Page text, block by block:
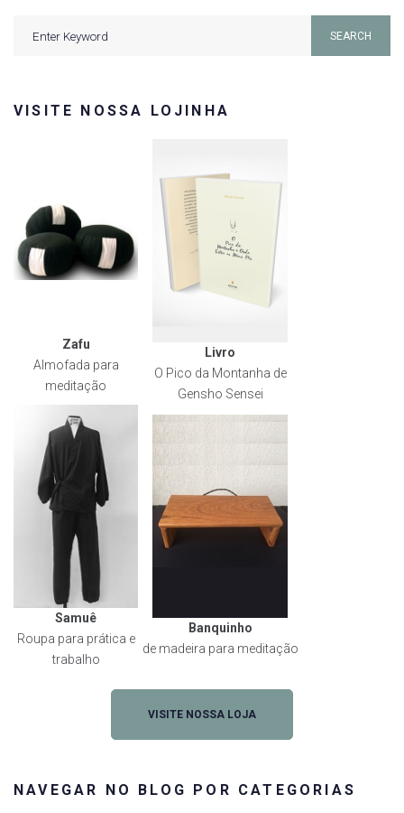
SEARCH
VISITE NOSSA LOJINHA
Zafu
Almofada para
meditação
Livro
O Pico da Montanha de
Gensho Sensei
Samuê
Roupa para prática e
trabalho
Banquinho
de madeira para meditação
VISITE NOSSA LOJA
NAVEGAR NO BLOG POR CATEGORIAS